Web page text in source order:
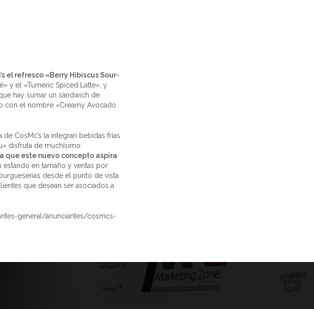
el refresco «Berry Hibiscus Sour-
y el «Tumeric Spiced Latte», y
hay sumar un sándwich de
con el nombre «Creamy Avocado
CosMc’s la integran bebidas frías
disfruta de muchísimo
que este nuevo concepto aspira
estando en tamaño y ventas por
desde el punto de vista
que desean ser asociados a
general/anunciantes/cosmcs-